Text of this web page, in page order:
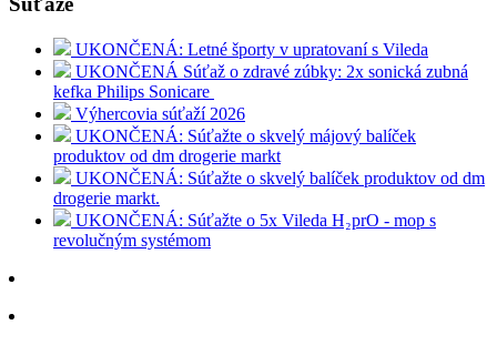
UKONČENÁ: Letné športy v upratovaní s Vileda
UKONČENÁ Súťaž o zdravé zúbky: 2x sonická zubná
kefka Philips Sonicare
Výhercovia súťaží 2026
UKONČENÁ: Súťažte o skvelý májový balíček
produktov od dm drogerie markt
UKONČENÁ: Súťažte o skvelý balíček produktov od dm
drogerie markt.
UKONČENÁ: Súťažte o 5x Vileda H₂prO - mop s
revolučným systémom